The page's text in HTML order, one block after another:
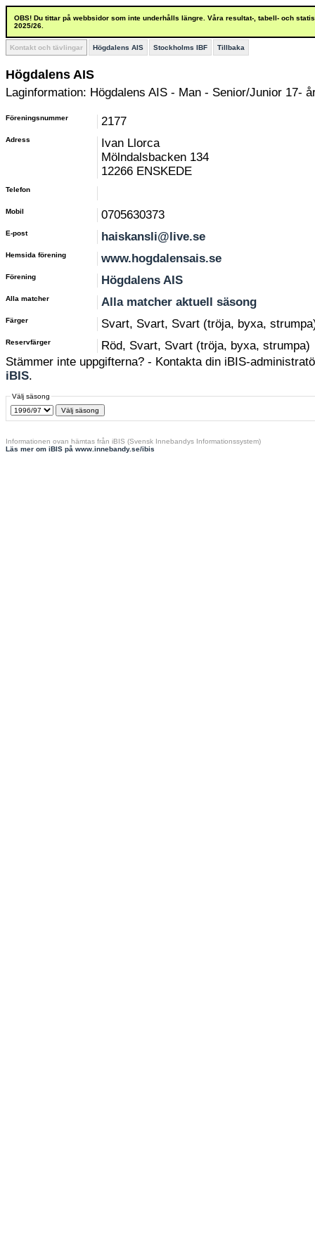
OBS! Du tittar på webbsidor som inte underhålls längre. Våra resultat-, tabell- och
2025/26.
Kontakt och tävlingar Högdalens AIS Stockholms IBF Tillbaka
Högdalens AIS
Laginformation: Högdalens AIS - Man - Senior/Junior 17-
Föreningsnummer 2177
Adress
Ivan Llorca
Mölndalsbacken 134
12266 ENSKEDE
Telefon
Mobil 0705630373
E-post haiskansli@live.se
Hemsida förening www.hogdalensais.se
Förening Högdalens AIS
Alla matcher Alla matcher aktuell säsong
Färger Svart, Svart, Svart (tröja, byxa,
Reservfärger
Röd, Svart, Svart (tröja, byxa, strumpa)
Stämmer inte uppgifterna? - Kontakta din iBIS-
iBIS.
Välj säsong
Informationen ovan hämtas från iBIS (Svensk Innebandys Informationssystem)
Läs mer om iBIS på www.innebandy.se/ibis